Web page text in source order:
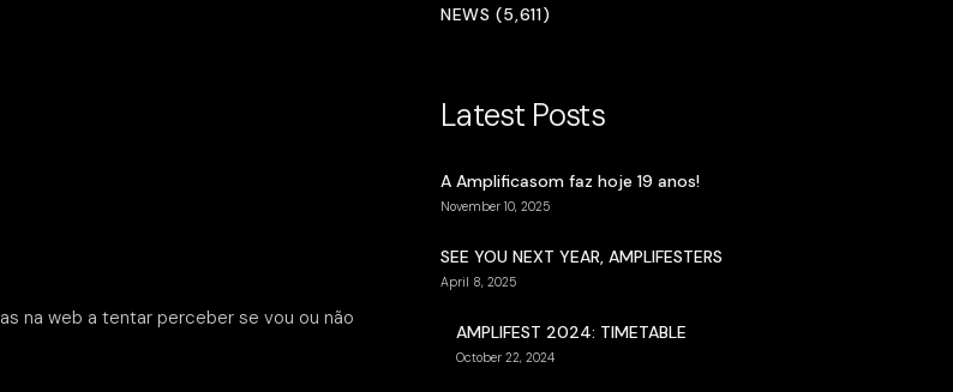
na web a tentar perceber se vou ou não
NEWS (5,611)
Latest Posts
A Amplificasom faz hoje 19 anos!
November 10, 2025
SEE YOU NEXT YEAR, AMPLIFESTERS
April 8, 2025
AMPLIFEST 2024: TIMETABLE
October 22, 2024